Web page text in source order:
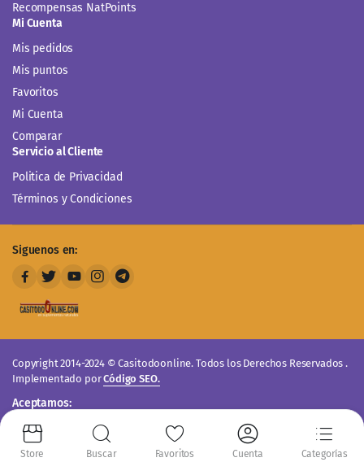
Recompensas NatPoints
Mi Cuenta
Mis pedidos
Mis puntos
Favoritos
Mi Cuenta
Comparar
Servicio al Cliente
Politica de Privacidad
Términos y Condiciones
Siguenos en:
Copyright 2014-2024 © Casitodoonline. Todos los Derechos Reservados .
Implementado porCódigo SEO.
Aceptamos:
Store Buscar Favoritos Cuenta Categorías